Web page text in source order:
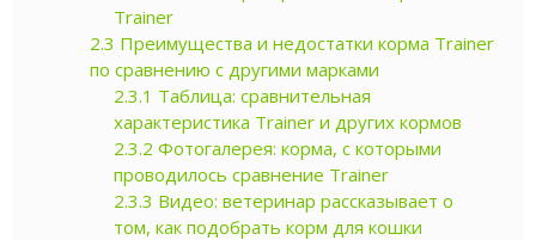
Trainer
2.3 Преимущества и недостатки корма Trainer
по сравнению с другими марками
2.3.1 Таблица: сравнительная
характеристика Trainer и других кормов
2.3.2 Фотогалерея: корма, с которыми
проводилось сравнение Trainer
2.3.3 Видео: ветеринар рассказывает о
том, как подобрать корм для кошки